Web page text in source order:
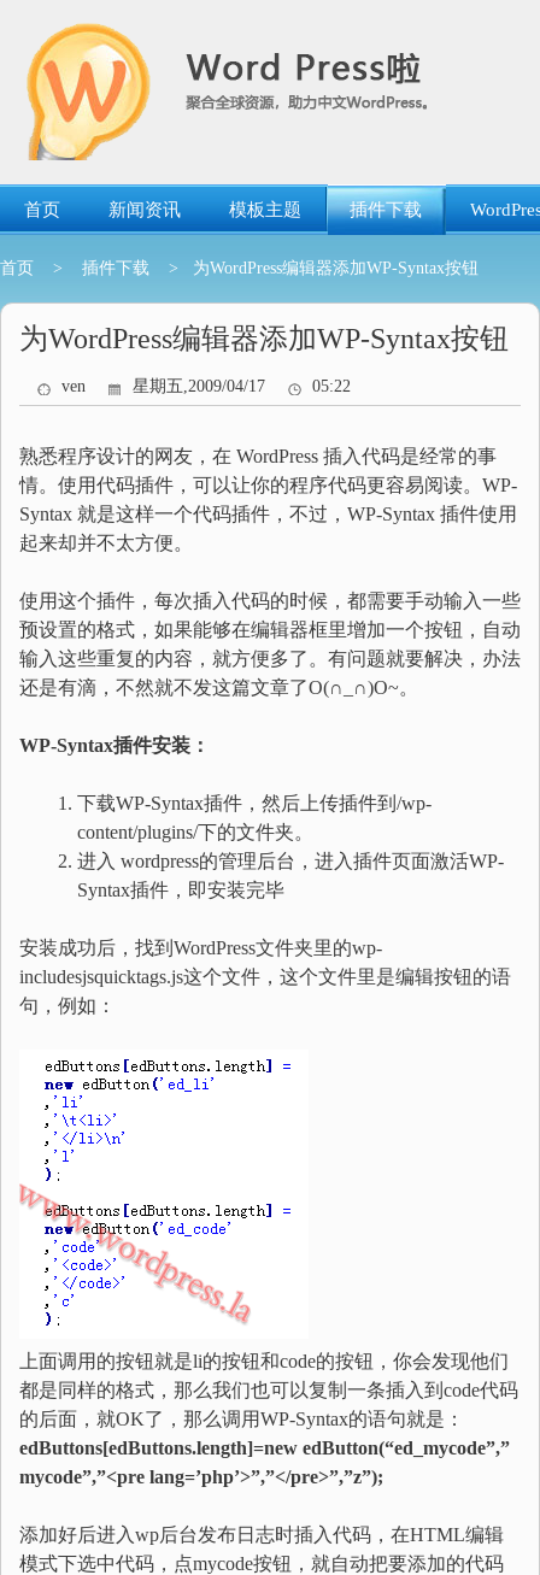
首页 新闻资讯 模板主题 插件下载
首页 > 插件下载 > 为WordPress编辑器添加WP-Syntax按钮
为WordPress编辑器添加WP-Syntax按钮
ven 星期五,2009/04/17 05:22
熟悉程序设计的网友，在 WordPress 插入代码是经常的事
情。使用代码插件，可以让你的程序代码更容易阅读。WP-
Syntax 就是这样一个代码插件，不过，WP-Syntax 插件使用
起来却并不太方便。
使用这个插件，每次插入代码的时候，都需要手动输入一些
预设置的格式，如果能够在编辑器框里增加一个按钮，自动
输入这些重复的内容，就方便多了。有问题就要解决，办法
还是有滴，不然就不发这篇文章了O(∩_∩)O~。
WP-Syntax插件安装：
下载WP-Syntax插件，然后上传插件到/wp-
content/plugins/下的文件夹。
进入 wordpress的管理后台，进入插件页面激活WP-
Syntax插件，即安装完毕
安装成功后，找到WordPress文件夹里的wp-
includesjsquicktags.js这个文件，这个文件里是编辑按钮的语
句，例如：
上面调用的按钮就是li的按钮和code的按钮，你会发现他们
都是同样的格式，那么我们也可以复制一条插入到code代码
的后面，就OK了，那么调用WP-Syntax的语句就是：
edButtons[edButtons.length]=new edButton(“ed_mycode”,”
mycode”,”<pre lang=’php’>”,”</pre>”,”z”);
添加好后进入wp后台发布日志时插入代码，在HTML编辑
模式下选中代码，点mycode按钮，就自动把要添加的代码